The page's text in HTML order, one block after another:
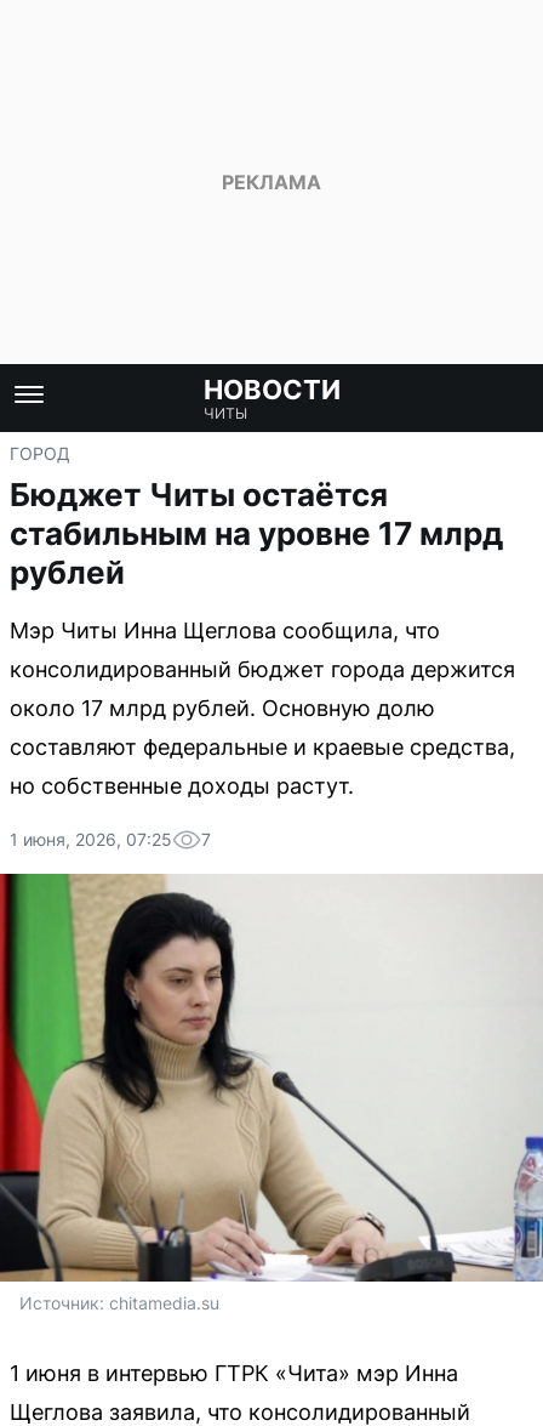
НОВОСТИ
ЧИТЫ
ГОРОД
Бюджет Читы остаётся
стабильным на уровне 17 млрд
рублей
Мэр Читы Инна Щеглова сообщила, что
консолидированный бюджет города держится
около 17 млрд рублей. Основную долю
составляют федеральные и краевые средства,
но собственные доходы растут.
1 июня, 2026, 07:25 7
Источник: chitamedia.su
1 июня в интервью ГТРК «Чита» мэр Инна
Щеглова заявила, что консолидированный